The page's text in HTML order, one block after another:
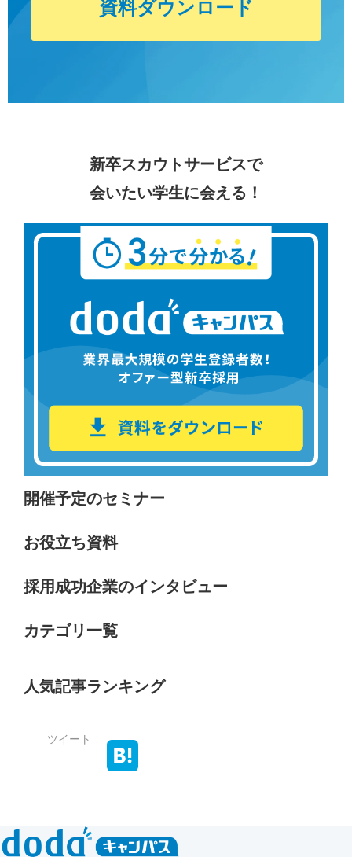
資料ダウンロード
新卒スカウトサービスで
会いたい学生に会える！
開催予定のセミナー
お役立ち資料
採用成功企業のインタビュー
カテゴリ一覧
人気記事ランキング
ツイート